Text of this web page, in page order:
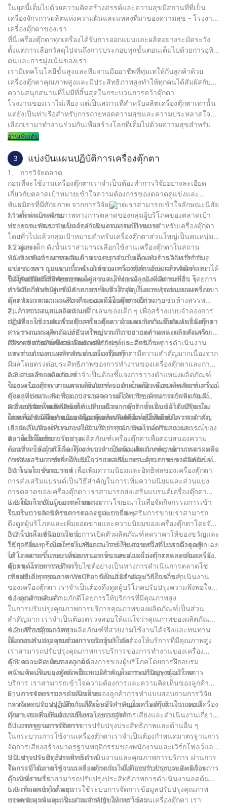
ในยุคนี้เต็มไปด้วยความคิดสร้างสรรค์และความสุขมีสถานที่ที่เป็น
เครื่องจักรการผลิตแห่งความฝันและแหล่งที่มาของความสุข - โรงงาน
เครื่องตุ๊กตาของเรา
ที่นี่เครื่องตุ๊กตาทุกเครื่องได้รับการออกแบบและผลิตอย่างระมัดระวัง
ตั้งแต่การเลือกวัสดุไปจนถึงการประกอบทุกขั้นตอนเต็มไปด้วยการอุทิศ
ตนและการมุ่งเน้นของเรา
เรามีเทคโนโลยีขั้นสูงและทีมงานมืออาชีพที่ทุ่มเทให้กับลูกค้าด้วย
เครื่องตุ๊กตาคุณภาพสูงและมีประสิทธิภาพสูงทำให้ทุกคนได้สัมผัสกับ
ความสนุกสนานที่ไม่มีที่สิ้นสุดในกระบวนการคว้าตุ๊กตา
โรงงานของเราไม่เพียง แต่เป็นสถานที่สำหรับผลิตเครื่องตุ๊กตาเท่านั้น
แต่ยังเป็นท่าเรือสำหรับการถ่ายทอดความสุขและความประหลาดใจ
เลือกเรามาทำงานร่วมกันเพื่อสร้างโลกที่เต็มไปด้วยความสุขสำหรับ
คุณ!
อ่านเพิ่มเติม
3 แบ่งปันแผนปฏิบัติการเครื่องตุ๊กตา
1、 การวิจัยตลาด
ก่อนที่จะใช้งานเครื่องตุ๊กตาเราจำเป็นต้องทำการวิจัยอย่างละเอียด
เกี่ยวกับตลาดเป้าหมายเข้าใจความต้องการของตลาดคู่แข่งและ
พันธมิตรที่มีศักยภาพ จากการวิจัยตลาดเราสามารถเข้าใจลักษณะนิสัย
การตั้งค่าและศักยภาพทางการตลาดของกลุ่มผู้บริโภคของตลาดเป้า
หมายและพัฒนาแผนการดำเนินงานตามเป้าหมาย
1.1 ตลาดเป้าหมาย
ประการแรกเราจำเป็นต้องกำหนดตลาดเป้าหมายสำหรับเครื่องตุ๊กตา
โดยทั่วไปแล้วกลุ่มเป้าหมายสำหรับเครื่องตุ๊กตาส่วนใหญ่เป็นคนหนุ่ม
สาวและเด็ก ดังนั้นเราสามารถเลือกใช้งานเครื่องตุ๊กตาในสถาน
บันเทิงเช่นห้างสรรพสินค้าสวนสนุกสนามเด็กเล่นร้านอาหารร้าน
อาหาร ฯลฯ นอกจากนี้เลย์เอาต์ของเครื่องตุ๊กตายังสามารถพิจารณาได้
ในโรงเรียนโรงพยาบาลเด็กสวนสนุกพ่อแม่ลูกและสถานที่อื่น ๆ
1.2 คู่แข่ง
หลังจากพิจารณาตลาดเป้าหมายเราจำเป็นต้องทำการวิจัยเกี่ยวกับคู่
แข่งของเรา รูปแบบการดำเนินงานการวางตำแหน่งผลิตภัณฑ์และ
ข้อมูลส่งเสริมการขายของคู่แข่งจะให้การอ้างอิงที่มีค่าแก่เรา โดยการ
ทำวิจัยเกี่ยวกับคู่แข่งเราสามารถเข้าใจจุดแข็งและจุดอ่อนของพวกเขา
และพัฒนาแผนการทำงานของเครื่องตุ๊กตาเป้าหมาย
1.3 พันธมิตรที่มีศักยภาพ
การเลือกพันธมิตรที่มีศักยภาพเป็นสิ่งสำคัญในการทำงานของเครื่อง
ตุ๊กตา เราสามารถเลือกที่จะร่วมมือในสถานที่ต่าง ๆ เช่นห้างสรรพ
สินค้าสวนสนุกและสนามเด็กเล่นของเด็ก ๆ เพื่อสร้างแบบจำลองการ
ปฏิบัติงานร่วมกันสำหรับเครื่องตุ๊กตา ด้วยความร่วมมือกับพันธมิตรเรา
สามารถบรรลุการแบ่งปันทรัพยากรการขยายตลาดและการส่งเสริม
การขายร่วมกันซึ่งจะเป็นการปรับปรุงประสิทธิภาพการดำเนินงาน
และส่วนแบ่งการตลาดของเครื่องตุ๊กตา
2、 การวางแผนผลิตภัณฑ์
ก่อนที่จะใช้งานเครื่องตุ๊กตาเราต้องวางแผนผลิตภัณฑ์ของเครื่องตุ๊กตา
การวางแผนผลิตภัณฑ์ส่วนใหญ่รวมถึงการวางตำแหน่งผลิตภัณฑ์การ
เลือกผลิตภัณฑ์การนำเสนอผลิตภัณฑ์และด้านอื่น ๆ
2.1 การวางตำแหน่งผลิตภัณฑ์
การวางตำแหน่งผลิตภัณฑ์ของเครื่องตุ๊กตามีความสำคัญมากเนื่องจาก
มีผลโดยตรงต่อประสิทธิภาพของการทำงานของเครื่องตุ๊กตาและการ
ตอบสนองของตลาด เราจำเป็นต้องชี้แจงการวางตำแหน่งผลิตภัณฑ์
ของเครื่องตุ๊กตาตามความต้องการของตลาดเป้าหมายและสถานการณ์
ของคู่แข่งและพิจารณาว่าราคาความได้เปรียบด้านราคาผลิตภัณฑ์
ความแปลกใหม่หรือข้อได้เปรียบด้านการบริการเป็นข้อได้เปรียบใน
การแข่งขันเพื่อดำเนินการวางแผนผลิตภัณฑ์เป้าหมาย
2.2 การเลือกผลิตภัณฑ์
ในกระบวนการวางแผนผลิตภัณฑ์เราจำเป็นต้องเลือกผลิตภัณฑ์เครื่อง
ตุ๊กตาที่เหมาะสมเพื่อตอบสนองความต้องการของตลาดเป้าหมาย มี
เครื่องตุ๊กตาหลายประเภทนอกเหนือจากตุ๊กตาดั้งเดิมแล้วยังมีรุ่นของ
เล่นเพื่อการศึกษาของขวัญและผลิตภัณฑ์อื่น ๆ ให้เลือก เราสามารถ
เลือกผลิตภัณฑ์ที่เหมาะสมสำหรับการดำเนินงานตามสถานการณ์ของ
ตลาดเป้าหมาย
2.3 การจัดหาผลิตภัณฑ์
ในการดำเนินงานของเครื่องตุ๊กตาการจัดหาผลิตภัณฑ์มีความสำคัญ
เราจำเป็นต้องตรวจสอบให้แน่ใจว่าคุณภาพสไตล์ปริมาณและ
ความเร็วในการปรับปรุงผลิตภัณฑ์เครื่องตุ๊กตาเพื่อตอบสนองความ
ต้องการของผู้บริโภค ในแง่ของการจัดหาผลิตภัณฑ์เราสามารถร่วมมือ
กับซัพพลายเออร์เพื่อให้แน่ใจว่าแหล่งที่มาและคุณภาพของผลิตภัณฑ์
3、 โปรโมชั่นการตลาด
ก่อนที่จะใช้งานเครื่องตุ๊กตาเราจำเป็นต้องพัฒนากลยุทธ์การตลาดและ
การส่งเสริมการขายดำเนินการส่งเสริมแบรนด์การประชาสัมพันธ์และ
กิจกรรมการขาย ฯลฯ เพื่อเพิ่มความนิยมและอิทธิพลของเครื่องตุ๊กตา
3.1 โปรโมชั่นแบรนด์
การส่งเสริมแบรนด์เป็นวิธีสำคัญในการเพิ่มความนิยมและส่วนแบ่ง
การตลาดของเครื่องตุ๊กตา เราสามารถส่งเสริมแบรนด์เครื่องตุ๊กตา
และเพิ่มการรับรู้ของตลาดผ่านการโฆษณาในสื่อจัดกิจกรรมการเข้า
ร่วมในการจัดนิทรรศการและรูปแบบอื่น ๆ
3.2 โปรโมชั่นและการโฆษณา
ในกระบวนการด้านการตลาดและการส่งเสริมการขายเราสามารถ
ดึงดูดผู้บริโภคและเพิ่มยอดขายและความนิยมของเครื่องตุ๊กตาโดยจัด
กิจกรรมส่งเสริมการขายการเปิดตัวผลิตภัณฑ์ลดราคาให้ของขวัญและ
วิธีการอื่น ๆ โดยการส่งเสริมและการโฆษณาเราสามารถดึงดูดผู้
บริโภคมากขึ้นและเพิ่มการมองเห็นและส่วนแบ่งการตลาดของเครื่อง
ตุ๊กตา
3.3 โปรโมชั่นออนไลน์
ในยุคอินเทอร์เน็ตโปรโมชั่นออนไลน์เป็นส่วนหนึ่งที่ไม่สามารถเพิกเฉย
ได้ เราสามารถขยายช่องทางการขายของเครื่องตุ๊กตาและเพิ่มการรับรู้
แบรนด์โดยการสร้างเว็บไซต์อย่างเป็นทางการดำเนินการตลาดโซ
เชียลมีเดียการตลาด WeChat อีคอมเมิร์ซและวิธีการอื่น ๆ
4、 คุณภาพการบริการ
การปรับปรุงคุณภาพการบริการเป็นสิ่งสำคัญมากในการดำเนินงาน
ของเครื่องตุ๊กตา เราจำเป็นต้องดึงดูดผู้บริโภคปรับปรุงความพึงพอใจ
ของลูกค้าและความภักดีโดยการให้บริการที่มีคุณภาพสูง
4.1 คุณภาพสินค้า
ในการปรับปรุงคุณภาพการบริการคุณภาพของผลิตภัณฑ์เป็นส่วน
สำคัญมาก เราจำเป็นต้องตรวจสอบให้แน่ใจว่าคุณภาพของผลิตภัณฑ์
ของเครื่องตุ๊กตาจัดหาผลิตภัณฑ์ที่สวยงามใช้งานได้จริงและทนทาน
เพื่อตอบสนองความต้องการของผู้บริโภค
4.2 บริการคุณภาพสูง
ในการปรับปรุงคุณภาพการบริการเรายังต้องให้บริการที่มีคุณภาพสูง
เราสามารถปรับปรุงคุณภาพการบริการของการทำงานของเครื่อง
ตุ๊กตาและตอบสนองความต้องการของผู้บริโภคโดยการฝึกอบรม
พนักงานปรับปรุงทัศนคติการบริการและการแก้ปัญหาผู้บริโภค
4.3 ความคิดเห็นของลูกค้า
ความคิดเห็นของลูกค้าเป็นส่วนสำคัญในการปรับปรุงคุณภาพการ
บริการ เราสามารถเข้าใจความต้องการและความคิดเห็นของลูกค้า
ผ่านการรวบรวมความคิดเห็นของลูกค้าการทำแบบสอบถามการวิจัย
ฯลฯ และปรับปรุงผลิตภัณฑ์และบริการของเครื่องตุ๊กตาในเวลาที่
เหมาะสมเพื่อเพิ่มความพึงพอใจของลูกค้า
5、 การจัดการการดำเนินงาน
การจัดการการปฏิบัติงานที่ดีเป็นสิ่งสำคัญในการดำเนินงานของเครื่อง
ตุ๊กตา เราจำเป็นต้องสร้างระบบการจัดการเสียงและดำเนินงานเกี่ยว
กับมาตรฐานการจัดการการปรับปรุงประสิทธิภาพและด้านอื่น ๆ
5.1 มาตรฐานการจัดการ
ในกระบวนการใช้งานเครื่องตุ๊กตาเราจำเป็นต้องกำหนดมาตรฐานการ
จัดการเสียงสร้างมาตรฐานพฤติกรรมของพนักงานและเวิร์กโฟลว์และ
ปรับปรุงประสิทธิภาพการดำเนินงานและคุณภาพการบริการ ผ่านการ
จัดการที่ได้มาตรฐานเราสามารถมั่นใจได้ว่าการทำงานของเครื่อง
ตุ๊กตาที่ราบรื่น
5.2 การปรับปรุงประสิทธิภาพ
ในกระบวนการใช้งานเครื่องตุ๊กตาเรายังต้องปรับปรุงประสิทธิภาพการ
ดำเนินงาน เราสามารถปรับปรุงประสิทธิภาพการดำเนินงานลดต้นทุน
และเพิ่มผลกำไรโดยการใช้ระบบการจัดการข้อมูลปรับปรุงคุณภาพ
ของพนักงานและกระบวนการปรับให้เหมาะสม
5.3 การควบคุมต้นทุน
การควบคุมต้นทุนเป็นส่วนสำคัญของการใช้งานเครื่องตุ๊กตา เรา